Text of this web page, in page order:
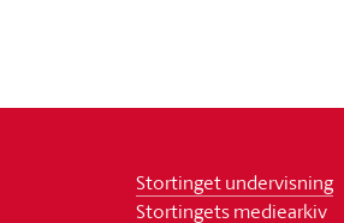
Stortinget undervisning
Stortingets mediearkiv